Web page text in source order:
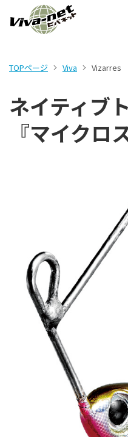
TOPページ Viva Vizarres
ネイティブ
『マイクロ